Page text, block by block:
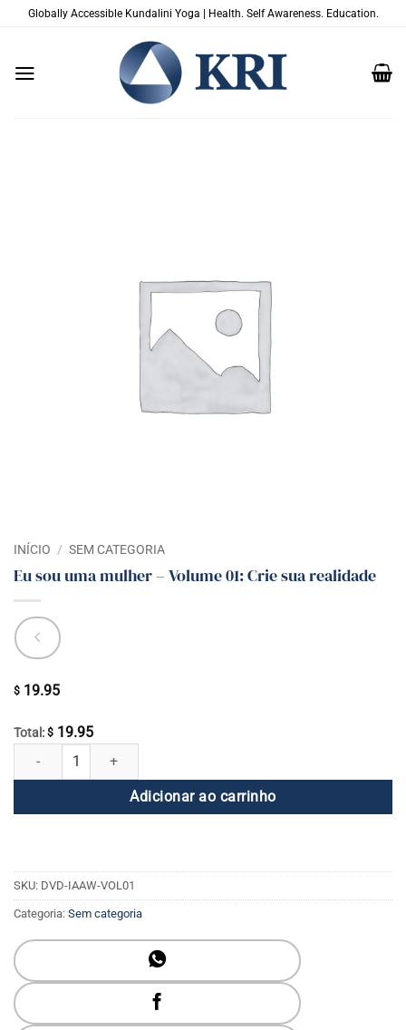
Globally Accessible Kundalini Yoga | Health. Self Awareness. Education.
INÍCIO / SEM CATEGORIA
Eu sou uma mulher – Volume 01: Crie sua realidade
$ 19.95
Total: $ 19.95
Eu sou uma mulher - Volume 01: Crie sua realidade quantidade
Adicionar ao carrinho
SKU: DVD-IAAW-VOL01
Categoria: Sem categoria